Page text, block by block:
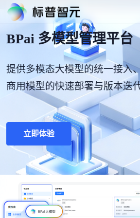
BPai 多模型管理平台
提供多模态大模型的统一接入
商用模型的快速部署与版本迭
立即体验